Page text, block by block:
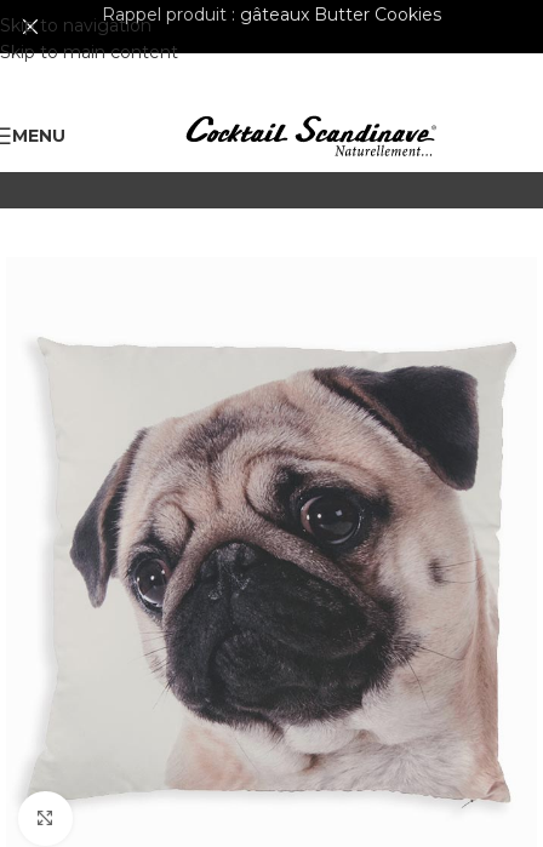
Skip to navigation
Skip to main content
Rappel produit : gâteaux Butter Cookies
MENU